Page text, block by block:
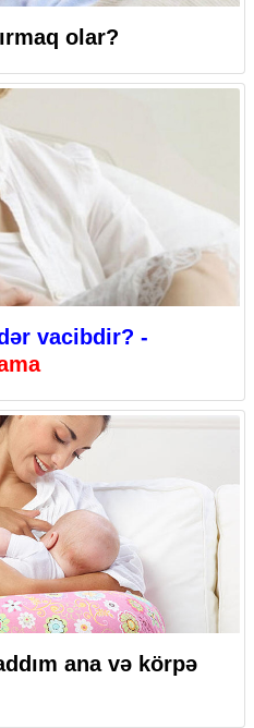
olar?
vacibdir? -
ana və körpə